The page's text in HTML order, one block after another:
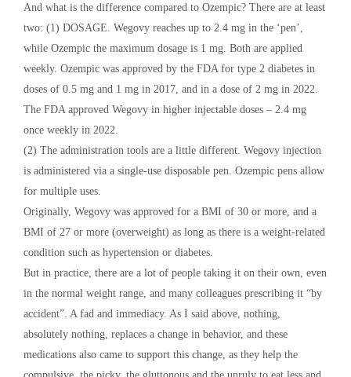
And what is the difference compared to Ozempic? There are at least
two: (1) DOSAGE. Wegovy reaches up to 2.4 mg in the ‘pen’,
while Ozempic the maximum dosage is 1 mg. Both are applied
weekly. Ozempic was approved by the FDA for type 2 diabetes in
doses of 0.5 mg and 1 mg in 2017, and in a dose of 2 mg in 2022.
The FDA approved Wegovy in higher injectable doses – 2.4 mg
once weekly in 2022.
(2) The administration tools are a little different. Wegovy injection
is administered via a single-use disposable pen. Ozempic pens allow
for multiple uses.
Originally, Wegovy was approved for a BMI of 30 or more, and a
BMI of 27 or more (overweight) as long as there is a weight-related
condition such as hypertension or diabetes.
But in practice, there are a lot of people taking it on their own, even
in the normal weight range, and many colleagues prescribing it “by
accident”. A fad and immediacy. As I said above, nothing,
absolutely nothing, replaces a change in behavior, and these
medications also came to support this change, as they help the